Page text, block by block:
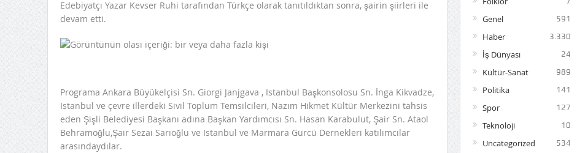
Edebiyatçı Yazar Kevser Ruhi tarafından Türkçe olarak tanıtıldıktan sonra, şairin şiirleri ile
devam etti.
Programa Ankara Büyükelçisi Sn. Giorgi Janjgava , Istanbul Başkonsolosu Sn. İnga Kikvadze,
Istanbul ve çevre illerdeki Sivil Toplum Temsilcileri, Nazım Hikmet Kültür Merkezini tahsis
eden Şişli Belediyesi Başkanı adına Başkan Yardımcısı Sn. Hasan Karabulut, Şair Sn. Ataol
Behramoğlu,Şair Sezai Sarıoğlu ve Istanbul ve Marmara Gürcü Dernekleri katılımcılar
arasındaydılar.
Genel 591
Haber 3.330
İş Dünyası 24
Kültür-Sanat 989
Politika 141
Spor 127
Teknoloji 10
Uncategorized 534